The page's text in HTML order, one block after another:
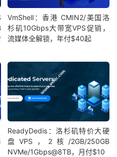
VmShell：香港 CMIN2/美国洛
杉矶10Gbps大带宽VPS促销，
流媒体全解锁，年付$40起
ReadyDedis：洛杉矶特价大硬
盘VPS，2核/2GB/250GB
NVMe/1Gbps@8TB，月付$10